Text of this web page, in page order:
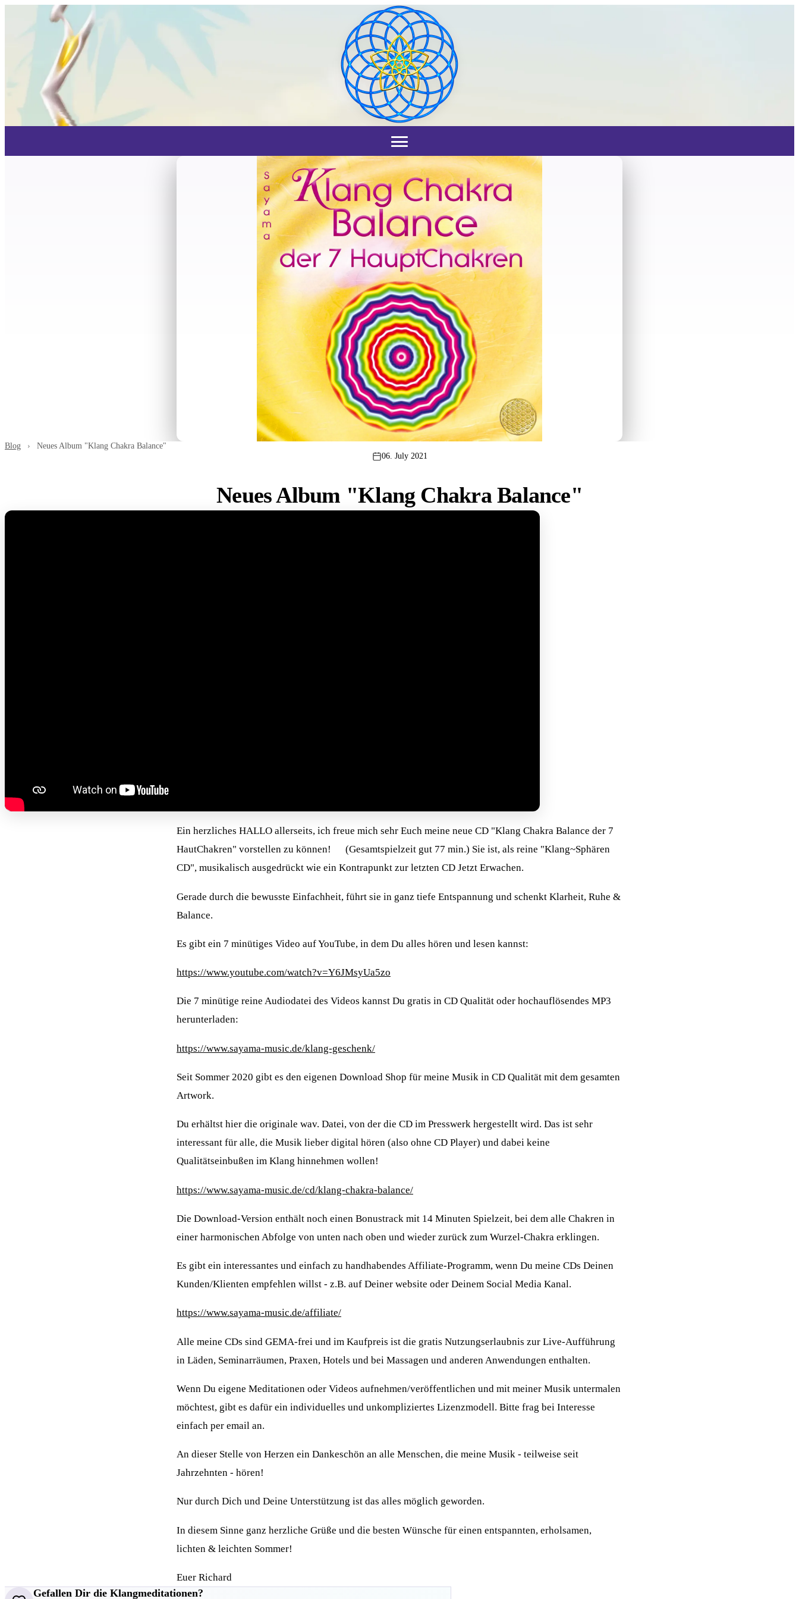
Blog › Neues Album "Klang Chakra Balance"
06. July 2021
Neues Album "Klang Chakra Balance"
Ein herzliches HALLO allerseits, ich freue mich sehr Euch meine neue CD "Klang Chakra Balance der 7
HautChakren" vorstellen zu können! (Gesamtspielzeit gut 77 min.) Sie ist, als reine "Klang~Sphären
CD", musikalisch ausgedrückt wie ein Kontrapunkt zur letzten CD Jetzt Erwachen.
Gerade durch die bewusste Einfachheit, führt sie in ganz tiefe Entspannung und schenkt Klarheit, Ruhe &
Balance.
Es gibt ein 7 minütiges Video auf YouTube, in dem Du alles hören und lesen kannst:
https://www.youtube.com/watch?v=Y6JMsyUa5zo
Die 7 minütige reine Audiodatei des Videos kannst Du gratis in CD Qualität oder hochauflösendes MP3
herunterladen:
https://www.sayama-music.de/klang-geschenk/
Seit Sommer 2020 gibt es den eigenen Download Shop für meine Musik in CD Qualität mit dem gesamten
Artwork.
Du erhältst hier die originale wav. Datei, von der die CD im Presswerk hergestellt wird. Das ist sehr
interessant für alle, die Musik lieber digital hören (also ohne CD Player) und dabei keine
Qualitätseinbußen im Klang hinnehmen wollen!
https://www.sayama-music.de/cd/klang-chakra-balance/
Die Download-Version enthält noch einen Bonustrack mit 14 Minuten Spielzeit, bei dem alle Chakren in
einer harmonischen Abfolge von unten nach oben und wieder zurück zum Wurzel-Chakra erklingen.
Es gibt ein interessantes und einfach zu handhabendes Affiliate-Programm, wenn Du meine CDs Deinen
Kunden/Klienten empfehlen willst - z.B. auf Deiner website oder Deinem Social Media Kanal.
https://www.sayama-music.de/affiliate/
Alle meine CDs sind GEMA-frei und im Kaufpreis ist die gratis Nutzungserlaubnis zur Live-Aufführung
in Läden, Seminarräumen, Praxen, Hotels und bei Massagen und anderen Anwendungen enthalten.
Wenn Du eigene Meditationen oder Videos aufnehmen/veröffentlichen und mit meiner Musik untermalen
möchtest, gibt es dafür ein individuelles und unkompliziertes Lizenzmodell. Bitte frag bei Interesse
einfach per email an.
An dieser Stelle von Herzen ein Dankeschön an alle Menschen, die meine Musik - teilweise seit
Jahrzehnten - hören!
Nur durch Dich und Deine Unterstützung ist das alles möglich geworden.
In diesem Sinne ganz herzliche Grüße und die besten Wünsche für einen entspannten, erholsamen,
lichten & leichten Sommer!
Euer Richard
Gefallen Dir die Klangmeditationen?